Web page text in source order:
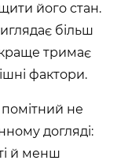
його стан.
більш
тримає
фактори.
не
догляді:
й менш